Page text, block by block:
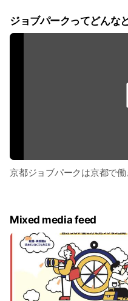
ジョブパークってどんな
京都ジョブパークは京都で
Mixed media feed